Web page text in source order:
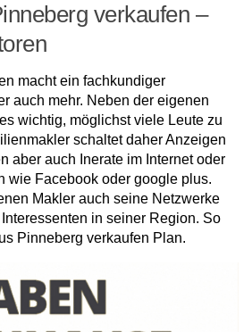
verkaufen –
macht ein fachkundiger
auch mehr. Neben der eigenen
wichtig, möglichst viele Leute zu
schaltet daher Anzeigen
aber auch Inerate im Internet oder
wie Facebook oder google plus.
Makler auch seine Netzwerke
in seiner Region. So
Pinneberg verkaufen Plan.